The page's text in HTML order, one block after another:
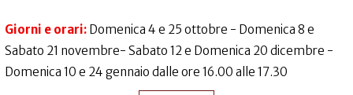
Giorni e orari: Domenica 4 e 25 ottobre - Domenica 8 e
Sabato 21 novembre- Sabato 12 e Domenica 20 dicembre -
Domenica 10 e 24 gennaio dalle ore 16.00 alle 17.30